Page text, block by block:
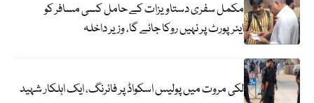
مکمل سفری دستاویزات کے حامل کسی مسافر کو
ایئرپورٹ پر نہیں روکا جائے گا، وزیر داخلہ
لکی مروت میں پولیس اسکواڈ پر فائرنگ، ایک اہلکار شہید